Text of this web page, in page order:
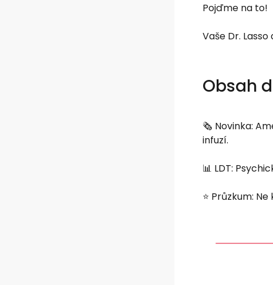
Pojďme na to!
Vaše Dr.
Obsah
🗞️ Novinka:
infuzí.
📊 LDT:
⭐️ Průzkum: